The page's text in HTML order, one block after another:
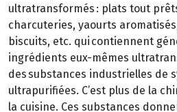
ultratransformés : plats tout
charcuteries, yaourts
biscuits, etc. qui contiennent
ingrédients eux-mêmes
des substances industrielles de
ultrapurifiées. C’est plus de la
la cuisine. Ces substances